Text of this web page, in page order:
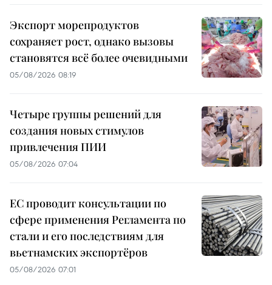
Экспорт морепродуктов
сохраняет рост, однако вызовы
становятся всё более очевидными
05/08/2026 08:19
Четыре группы решений для
создания новых стимулов
привлечения ПИИ
05/08/2026 07:04
ЕС проводит консультации по
сфере применения Регламента по
стали и его последствиям для
вьетнамских экспортёров
05/08/2026 07:01